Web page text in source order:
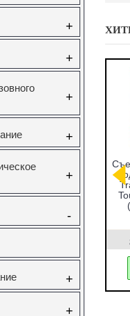
+
+
+
+
+
-
+
+
фиксаторов
1.0/1.2/1.4/1.6л